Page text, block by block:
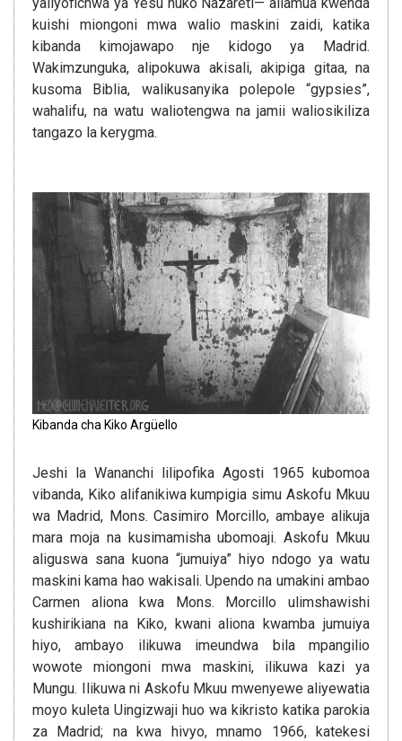
kuishi miongoni mwa walio maskini zaidi, katika
kibanda kimojawapo nje kidogo ya Madrid.
Wakimzunguka, alipokuwa akisali, akipiga gitaa, na
kusoma Biblia, walikusanyika polepole “gypsies”,
wahalifu, na watu waliotengwa na jamii waliosikiliza
tangazo la kerygma.
Kibanda cha Kiko Argüello
Jeshi la Wananchi lilipofika Agosti 1965 kubomoa
vibanda, Kiko alifanikiwa kumpigia simu Askofu Mkuu
wa Madrid, Mons. Casimiro Morcillo, ambaye alikuja
mara moja na kusimamisha ubomoaji. Askofu Mkuu
aliguswa sana kuona “jumuiya” hiyo ndogo ya watu
maskini kama hao wakisali. Upendo na umakini ambao
Carmen aliona kwa Mons. Morcillo ulimshawishi
kushirikiana na Kiko, kwani aliona kwamba jumuiya
hiyo, ambayo ilikuwa imeundwa bila mpangilio
wowote miongoni mwa maskini, ilikuwa kazi ya
Mungu. Ilikuwa ni Askofu Mkuu mwenyewe aliyewatia
moyo kuleta Uingizwaji huo wa kikristo katika parokia
za Madrid; na kwa hivyo, mnamo 1966, katekesi